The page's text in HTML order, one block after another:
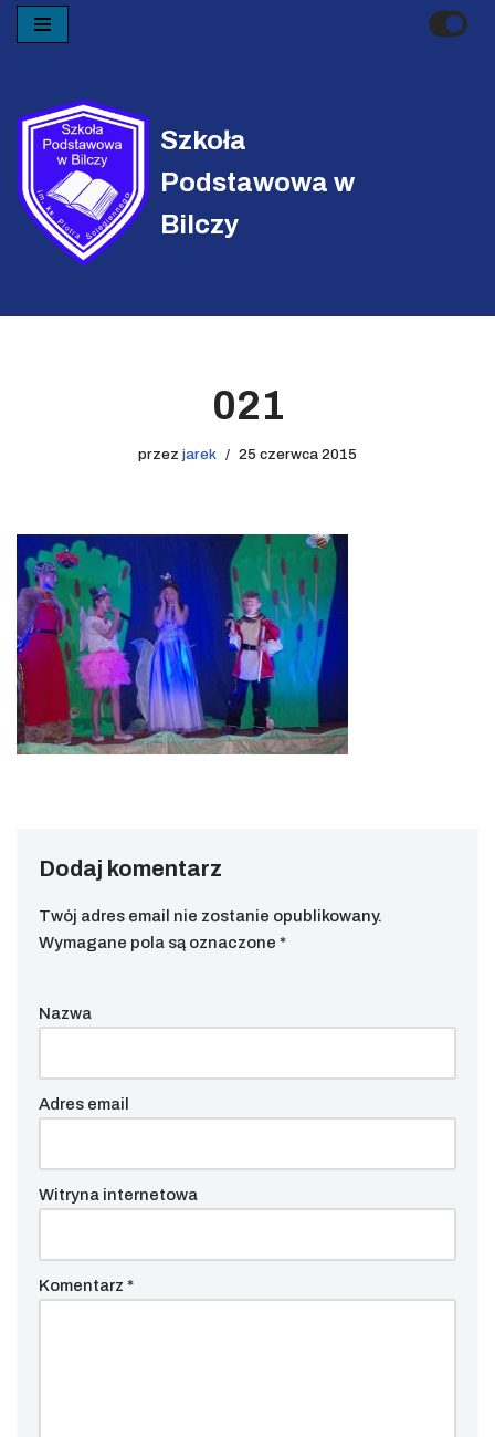
treści
Szkoła
Podstawowa w
Bilczy
021
przez jarek 25 czerwca 2015
Dodaj komentarz
Twój adres email nie zostanie opublikowany.
Wymagane pola są oznaczone *
Nazwa
Adres email
Witryna internetowa
Komentarz *